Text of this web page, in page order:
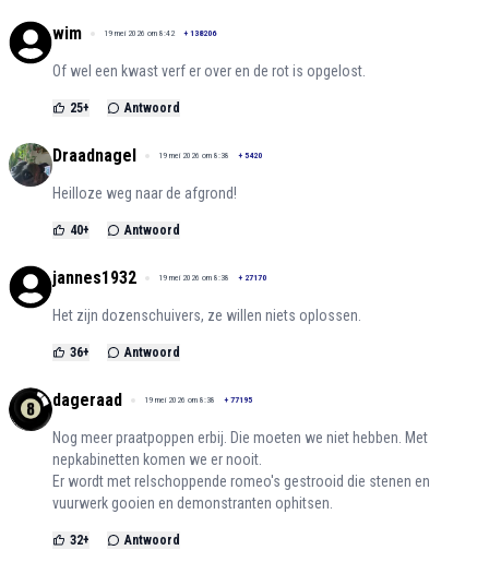
wim 19 mei 2026 om 8:42 + 138206
Of wel een kwast verf er over en de rot is opgelost.
25+ Antwoord
Draadnagel 19 mei 2026 om 8:38 + 5420
Heilloze weg naar de afgrond!
40+ Antwoord
jannes1932 19 mei 2026 om 8:38 + 27170
Het zijn dozenschuivers, ze willen niets oplossen.
36+ Antwoord
dageraad 19 mei 2026 om 8:38 + 77195
Nog meer praatpoppen erbij. Die moeten we niet hebben. Met
nepkabinetten komen we er nooit.
Er wordt met relschoppende romeo's gestrooid die stenen en
vuurwerk gooien en demonstranten ophitsen.
32+ Antwoord